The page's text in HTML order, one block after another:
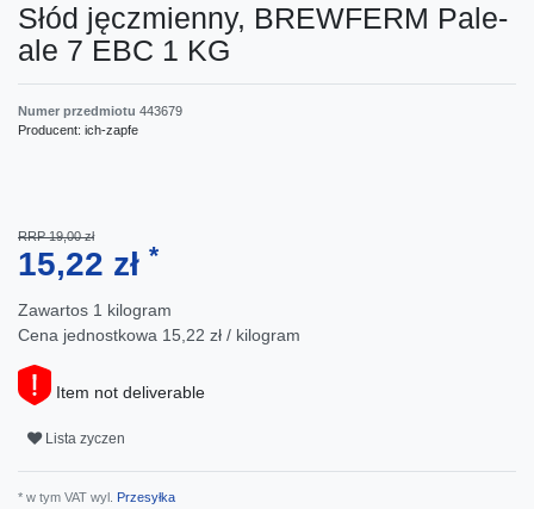
Słód jęczmienny, BREWFERM Pale-
ale 7 EBC 1 KG
Numer przedmiotu 443679
Producent: ich-zapfe
RRP 19,00 zł
15,22 zł *
Zawartos 1 kilogram
Cena jednostkowa 15,22 zł / kilogram
Item not deliverable
Lista zyczen
* w tym VAT wyl. Przesyłka